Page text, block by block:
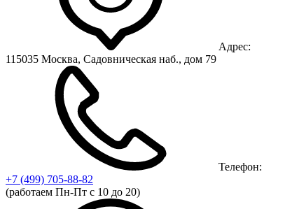
Адрес:
115035 Москва, Садовническая наб., дом 79
Телефон:
+7 (499) 705-88-82
(работаем Пн-Пт с 10 до 20)